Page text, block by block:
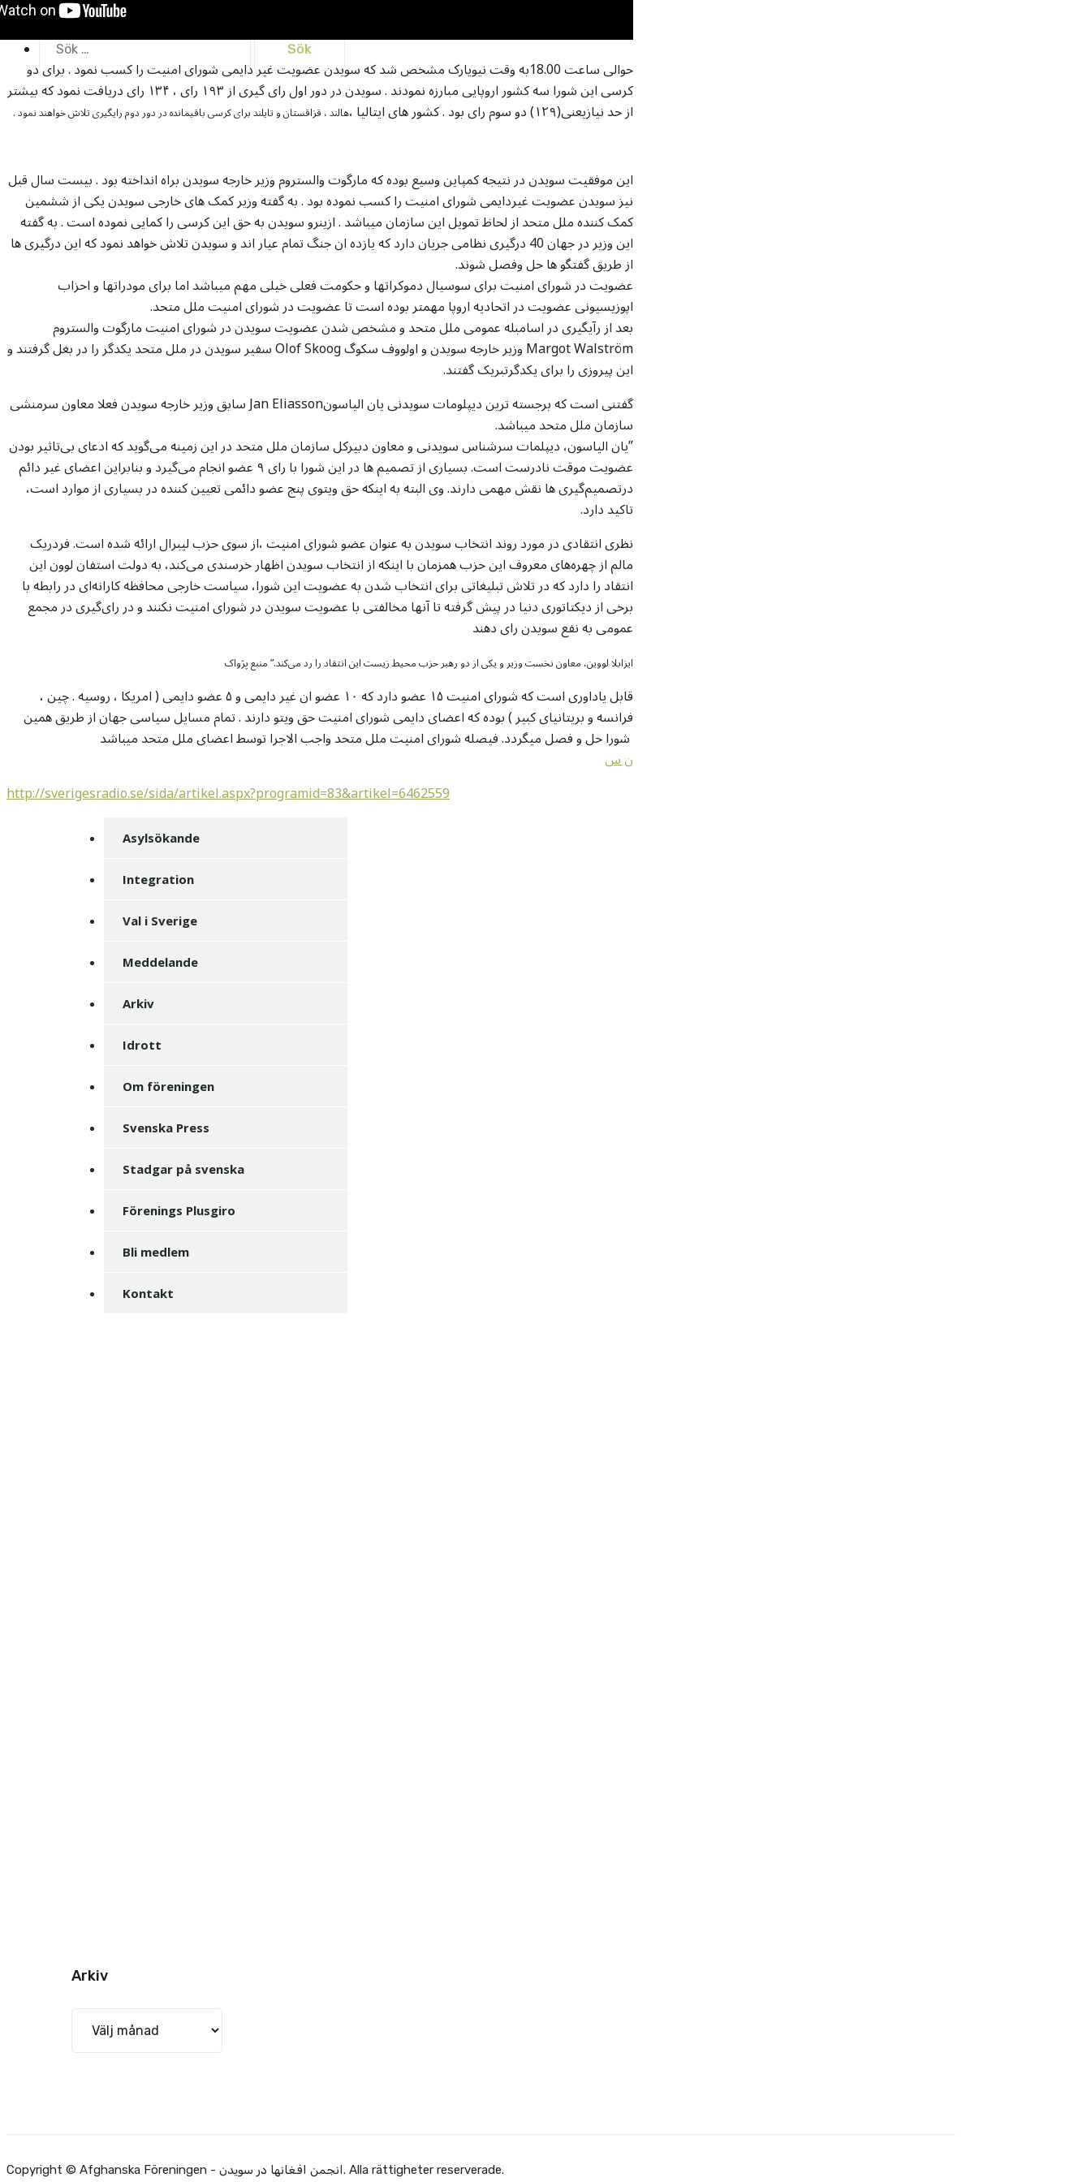
efter:
حوالی ساعت 18.00به وقت نیویارک مشخص شد که سویدن عضویت غیر دایمی شورای امنیت را کسب نمود . برای دو
کرسی این شورا سه کشور اروپایی مبارزه نمودند . سویدن در دور اول رای گیری از ۱۹۳ رای ، ۱۳۴ رای دریافت نمود که بیشتر
از حد نیازیعنی(۱۲۹) دو سوم رای بود . کشور های ایتالیا ، هالند ، قزاقستان و تایلند برای کرسی باقیمانده در دور دوم رایگیری تلاش خواهند نمود .
این موفقیت سویدن در نتیجه کمپاین وسیع بوده که مارگوت والستروم وزیر خارجه سویدن براه انداخته بود . بیست سال قبل
نیز سویدن عضویت غیردایمی شورای امنیت را کسب نموده بود . به گفته وزیر کمک های خارجی سویدن یکی از ششمین
کمک کننده ملل متحد از لحاظ تمویل این سازمان میباشد . ازینرو سویدن به حق این کرسی را کمایی نموده است . به گفته
این وزیر در جهان 40 درگیری نظامی جریان دارد که یازده ان جنگ تمام عیار اند و سویدن تلاش خواهد نمود که این درگیری ها
از طریق گفتگو ها حل وفصل شوند.
عضویت در شورای امنیت برای سوسیال دموکراتها و حکومت فعلی خیلی مهم میباشد اما برای مودراتها و احزاب
اپوزیسیونی عضویت در اتحادیه اروپا مهمتر بوده است تا عضویت در شورای امنیت ملل متحد.
بعد از رآیگیری در اسامبله عمومی ملل متحد و مشخص شدن عضویت سویدن در شورای امنیت مارگوت والستروم
Margot Walström وزیر خارجه سویدن و اولووف سکوگ Olof Skoog سفیر سویدن در ملل متحد یکدگر را در بغل گرفتند و
این پیروزی را برای یکدگرتبریک گفتند.
گفتنی است که برجسته ترین دیپلومات سویدنی یان الیاسونJan Eliasson سابق وزیر خارجه سویدن فعلا معاون سرمنشی
سازمان ملل متحد میباشد.
”یان الیاسون، دیپلمات سرشناس سویدنی و معاون دبیرکل سازمان ملل متحد در این زمینه می‌گوید که ادعای بی‌تاثیر بودن
عضویت موقت نادرست است. بسیاری از تصمیم ها در این شورا با رای ۹ عضو انجام می‌گیرد و بنابراین اعضای غیر دائم
درتصمیم‌گیری ‌ها نقش مهمی دارند. وی البته به اینکه حق ویتوی پنج عضو دائمی تعیین کننده در بسیاری از موارد است،
تاکید دارد.
نظری انتقادی در مورد روند انتخاب سویدن به عنوان عضو شورای امنیت ،از سوی حزب لیبرال ارائه شده است. فردریک
مالم از چهره‌های معروف این حزب همزمان با اینکه از انتخاب سویدن اظهار خرسندی می‌کند، به دولت استفان لوون این
انتقاد را دارد که در تلاش تبلیغاتی برای انتخاب شدن به عضویت این شورا، سیاست خارجی محافظه کارانه‌ای در رابطه با
برخی از دیکتاتوری دنیا در پیش گرفته تا آنها مخالفتی با عضویت سویدن در شورای امنیت نکنند و در رای‌گیری در مجمع
عمومی به نفع سویدن رای دهند
ایزابلا لووین، معاون نخست وزیر و یکی از دو رهبر حزب محیط زیست این انتقاد را رد می‌کند.” منبع پژواک
قابل یاداوری است که شورای امنیت ۱۵ عضو دارد که ۱۰ عضو ان غیر دایمی و ۵ عضو دایمی ( امریکا ، روسیه . چین ،
فرانسه و بریتانیای کبیر ) بوده که اعضای دایمی شورای امنیت حق ویتو دارند . تمام مسایل سیاسی جهان از طریق همین
ن س
http://sverigesradio.se/sida/artikel.aspx?programid=83&artikel=6462559
Asylsökande
Integration
Val i Sverige
Meddelande
Arkiv
Idrott
Om föreningen
Svenska Press
Stadgar på svenska
Förenings Plusgiro
Bli medlem
Kontakt
Arkiv
Copyright © Afghanska Föreningen - انجمن افغانها در سویدن. Alla rättigheter reserverade.